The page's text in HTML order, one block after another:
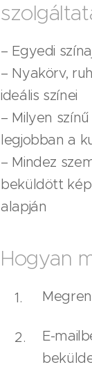
– Egyedi
– Nyakörv,
ideális színei
– Milyen
legjobban a
– Mindez
beküldött
alapján
Hogyan
E-